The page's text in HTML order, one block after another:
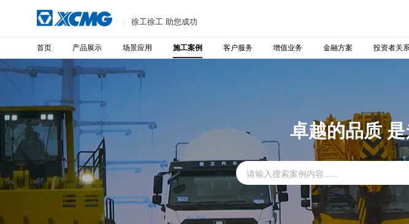
徐工徐工 助您成功
首页 产品展示 场景应用 施工案例 客户服务 增值业务 金融方案 投资者关系
卓越的品质